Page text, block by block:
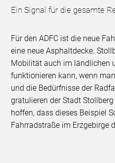
Ein Signal für die gesamte
Für den ADFC ist die neue
eine neue Asphaltdecke.
Mobilität auch im ländlichen
funktionieren kann, wenn
und die Bedürfnisse der
gratulieren der Stadt
hoffen, dass dieses Beispiel
Fahrradstraße im Erzgebirge